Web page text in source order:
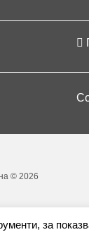
© 2026
за